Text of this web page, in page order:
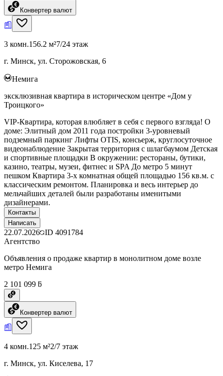
Конвертер валют
3 комн.156.2 м²7/24 этаж
г. Минск, ул. Сторожовская, 6
Немига
эксклюзивная квартира в историческом центре «Дом у
Троицкого»
VIP-Квартира, которая влюбляет в себя с первого взгляда! О
доме: Элитный дом 2011 года постройки 3-уровневый
подземный паркинг Лифты OTIS, консьерж, круглосуточное
видеонаблюдение Закрытая территория с шлагбаумом Детская
и спортивные площадки В окружении: рестораны, бутики,
казино, театры, музеи, фитнес и SPA До метро 5 минут
пешком Квартира 3-х комнатная общей площадью 156 кв.м. с
классическим ремонтом. Планировка и весь интерьер до
мельчайших деталей были разработаны именитыми
дизайнерами.
Контакты
Написать
22.07.2026 ID 4091784
Агентство
Объявления о продаже квартир в монолитном доме возле
метро Немига
2 101 099 ƃ
Конвертер валют
4 комн.125 м²2/7 этаж
г. Минск, ул. Киселева, 17